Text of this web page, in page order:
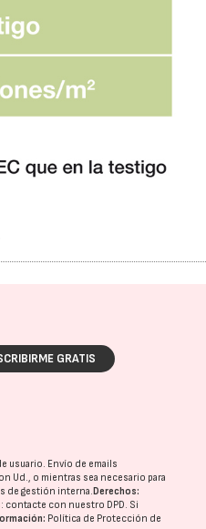
GRATIS
usuario. Envío de emails
Ud., o mientras sea necesario para
de gestión interna.Derechos:
contacte con nuestro DPD. Si
Política de Protección de